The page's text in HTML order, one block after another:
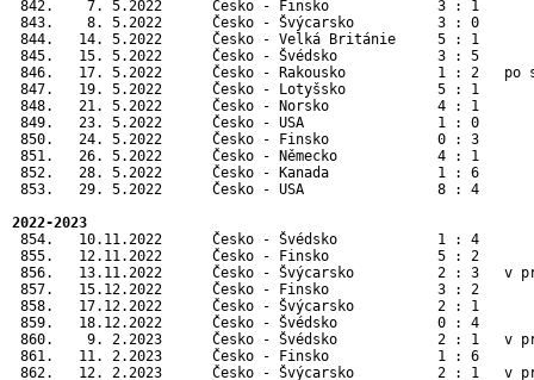
842.    7. 5.2022      Česko - Finsko             3 : 1
843.    8. 5.2022      Česko - Švýcarsko          3 : 0
844.   14. 5.2022      Česko - Velká Británie
845.   15. 5.2022      Česko - Švédsko
846.   17. 5.2022      Česko - Rakousko           1 : 2
847.   19. 5.2022      Česko - Lotyšsko
848.   21. 5.2022      Česko - Norsko
849.   23. 5.2022      Česko - USA
850.   24. 5.2022      Česko - Finsko
851.   26. 5.2022      Česko - Německo
852.   28. 5.2022      Česko - Kanada
853.   29. 5.2022      Česko - USA
2022-2023
854.   10.11.2022      Česko - Švédsko            1 : 4
855.   12.11.2022      Česko - Finsko             5 : 2
856.   13.11.2022      Česko - Švýcarsko          2 : 3   v
857.   15.12.2022      Česko - Finsko             3 : 2
858.   17.12.2022      Česko - Švýcarsko          2 : 1
859.   18.12.2022      Česko - Švédsko            0 : 4
860.    9. 2.2023      Česko - Švédsko            2 : 1   v
861.   11. 2.2023      Česko - Finsko             1 : 6
862.   12. 2.2023      Česko - Švýcarsko          2 : 1   v